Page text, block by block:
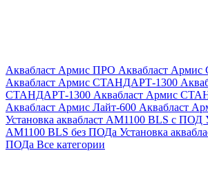
Аквабласт Армис ПРО Аквабласт
Аквабласт Армис СТАНДАРТ-1300
СТАНДАРТ-1300 Аквабласт Армис
Аквабласт Армис Лайт-600 Аквабласт
Установка аквабласт AM1100 BLS с ПОД
AM1100 BLS без ПОДа Установка
ПОДа Все категории